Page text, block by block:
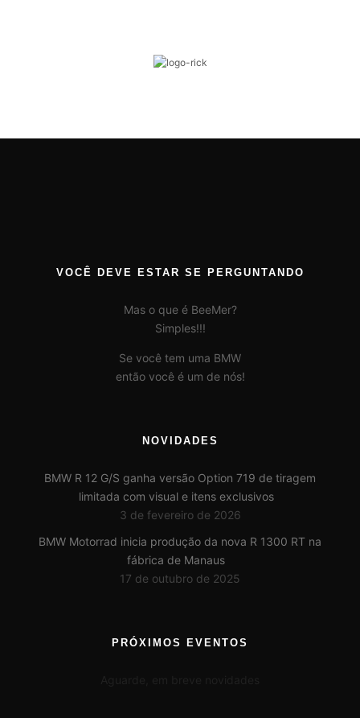
VOCÊ DEVE ESTAR SE PERGUNTANDO
Mas o que é BeeMer?
Simples!!!
Se você tem uma BMW
então você é um de nós!
NOVIDADES
BMW R 12 G/S ganha versão Option 719 de tiragem
limitada com visual e itens exclusivos
3 de fevereiro de 2026
BMW Motorrad inicia produção da nova R 1300 RT na
fábrica de Manaus
17 de outubro de 2025
PRÓXIMOS EVENTOS